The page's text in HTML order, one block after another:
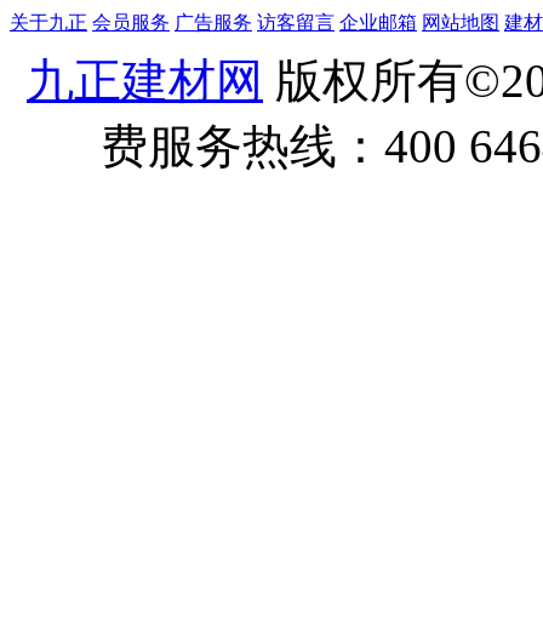
关于九正 会员服务 广告服务 访客留言 企业邮箱 网站地图 建
九正建材网 版权所有
费服务热线：400